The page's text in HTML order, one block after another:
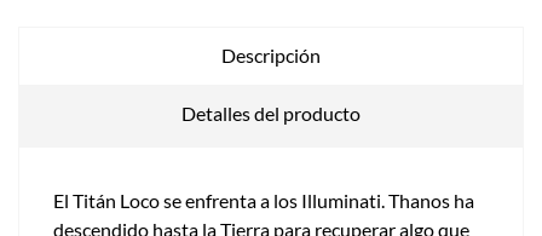
Descripción
Detalles del producto
El Titán Loco se enfrenta a los Illuminati. Thanos ha
descendido hasta la Tierra para recuperar algo que